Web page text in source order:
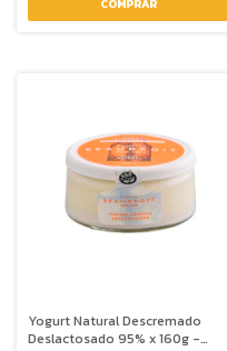
Yogurt Natural Descremado
Deslactosado 95% x 160g -